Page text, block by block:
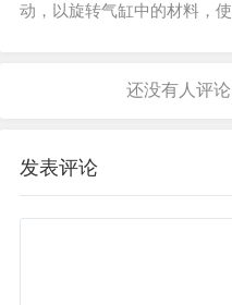
动，以旋转气缸中的材料，
轴材中心附近的材料旋转以...
发表评论